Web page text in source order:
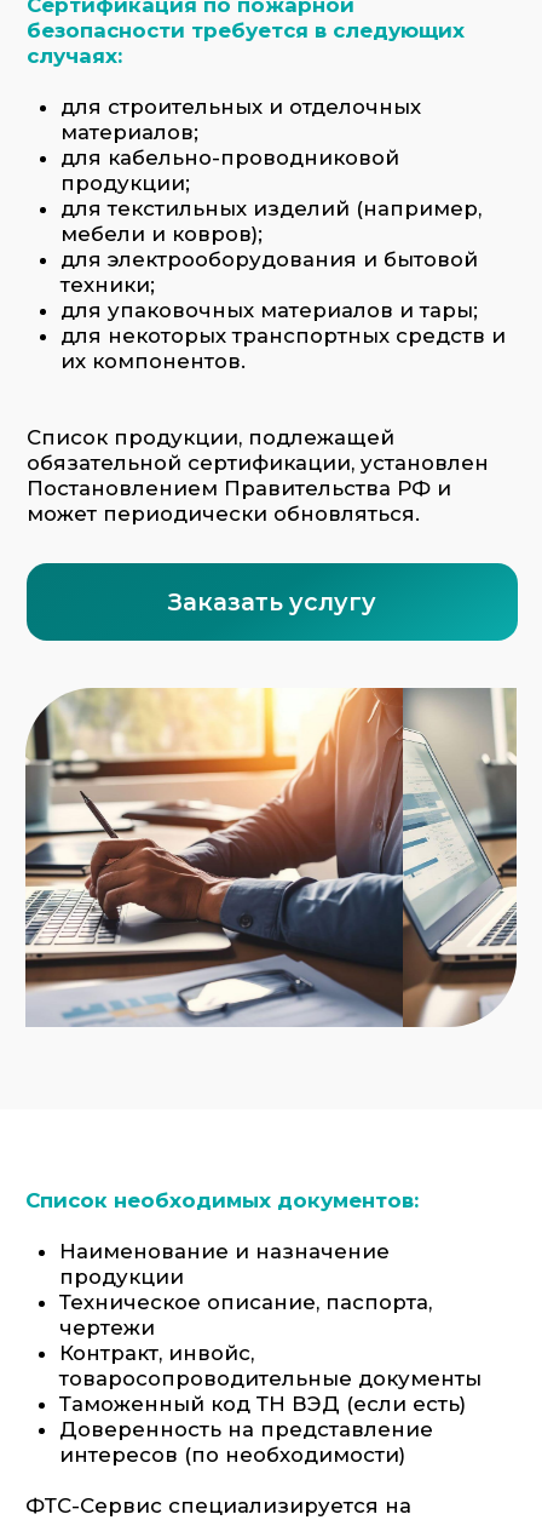
Заказать услугу
Список продукции, подлежащей
обязательной сертификации, установлен
может периодически обновляться.
Наименование и назначение
чертежи
Таможенный код ТН ВЭД (если есть)
Доверенность на представление
интересов (по необходимости)
ФТС-Сервис специализируется на
оформлении документов для импортных
товаров.
Мы помогаем:
пройти сертификацию без задержек на
границе;
оформить документы с учётом
требований к иностранным
производителям;
избежать ошибок, которые могут
привести к доначислениям или
штрафам.